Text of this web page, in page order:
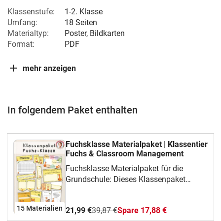
Klassenstufe:
1-2. Klasse
Umfang:
18 Seiten
Materialtyp:
Poster, Bildkarten
Format:
PDF
mehr anzeigen
In folgendem Paket enthalten
15 Materialien
Fuchsklasse Materialpaket | Klassentier
Fuchs & Classroom Management
Fuchsklasse Materialpaket für die
Grundschule: Dieses Klassenpaket
Klassenorganisation,
21,99 €39,87 €Spare 17,88 €